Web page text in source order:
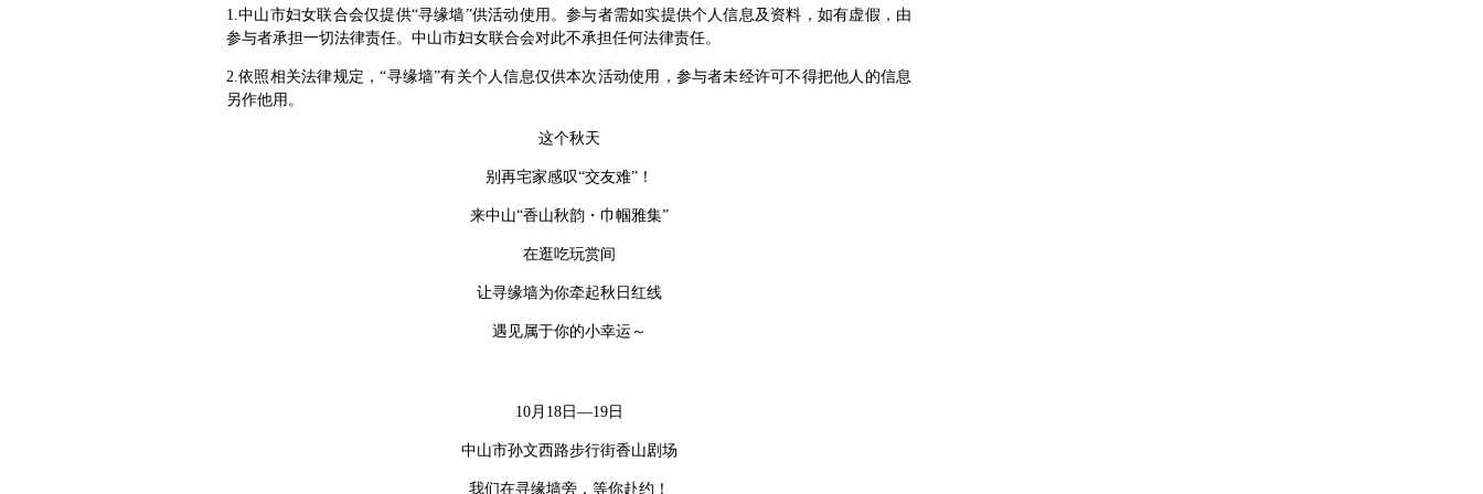
1.中山市妇女联合会仅提供“寻缘墙”供活动使用。参与者需如实提供个人信息及资料，如有虚假，由
参与者承担一切法律责任。中山市妇女联合会对此不承担任何法律责任。
2.依照相关法律规定，“寻缘墙”有关个人信息仅供本次活动使用，参与者未经许可不得把他人的信息
另作他用。
这个秋天
别再宅家感叹“交友难”！
来中山“香山秋韵・巾帼雅集”
在逛吃玩赏间
让寻缘墙为你牵起秋日红线
遇见属于你的小幸运～
10月18日—19日
中山市孙文西路步行街香山剧场
我们在寻缘墙旁，等你赴约！